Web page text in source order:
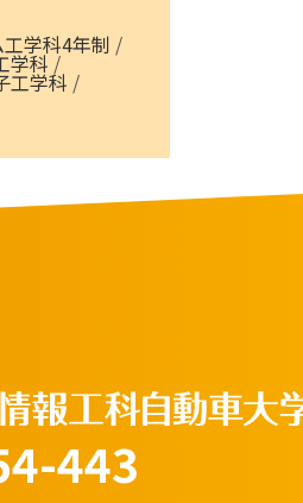
工学科4年制 /
学科/
工学科 /
443